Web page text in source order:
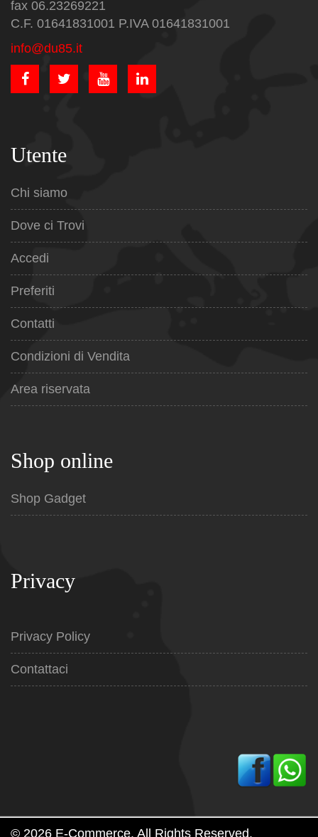
fax 06.23269221
C.F. 01641831001 P.IVA 01641831001
info@du85.it
Utente
Chi siamo
Dove ci Trovi
Accedi
Preferiti
Contatti
Condizioni di Vendita
Area riservata
Shop online
Shop Gadget
Privacy
Privacy Policy
Contattaci
© 2026 E-Commerce. All Rights Reserved.